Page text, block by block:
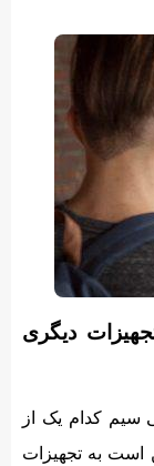
دیگری
سیم کدام یک از
است به تجهیزات